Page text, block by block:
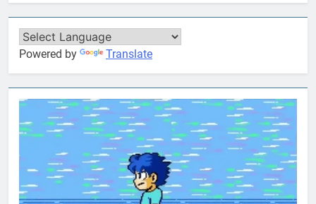
Powered by Translate